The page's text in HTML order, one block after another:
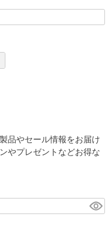
品やセール情報をお届け
やプレゼントなどお得な